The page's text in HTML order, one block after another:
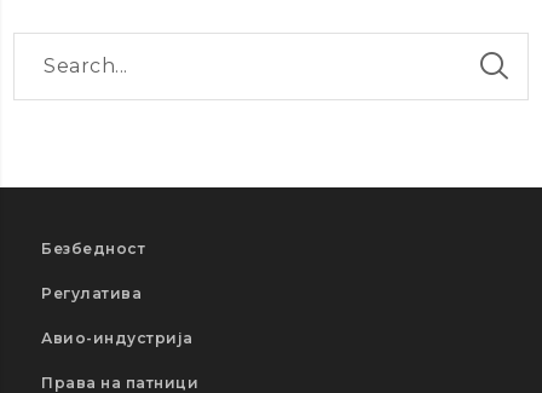
Безбедност
Регулатива
Авио-индустрија
Права на патници